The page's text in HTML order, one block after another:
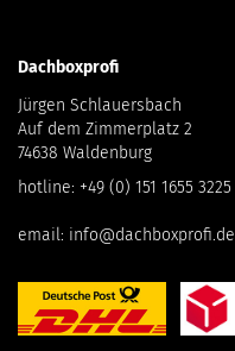
Dachboxprofi
Jürgen Schlauersbach
Auf dem Zimmerplatz 2
74638 Waldenburg
hotline: +49 (0) 151 1655 3225
email: info@dachboxprofi.de